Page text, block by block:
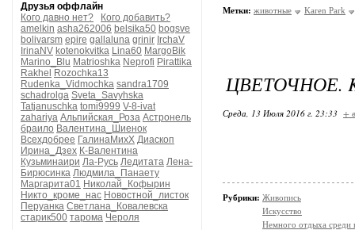
Друзья оффлайн
Кого давно нет?
Кого добавить?
amelkin asha262006 belsika50 bogsve
bolivarsm epire gallaluna grinir IrchaV
IrinaNV kotenokvitka Lina60 MargoBik
Marino_Blu Matrioshka Neprofi Pirattika
Rakhel
Rozochka13
Rudenka_Vidmochka sandra1709
schadrolga Sveta_Savyhska
Tatjanuschka tomi9999 V-8-ivat
zahariya Альпийская_Роза Астронель
браило Валентина_Шиенок
Всехдобрее ГалинаМихХ Диаскоп
Ирина_Дзех К-Валентина
Кузьминаири Ла-Русь Ледитата Лена-
Бирюсинка Людмила_Панаету
Маргарита01 Николай_Кофырин
Никто_кроме_нас Новостной_листок
Перуанка Светлана_Ковалевска
старик500 тарома Чероля
Метки: животные Kаren Pаrk
ЦВЕТОЧНОЕ.
Среда, 13 Июля 2016 г. 23:33 +
Рубрики: Живопись
Искусство
Немного отдыха среди